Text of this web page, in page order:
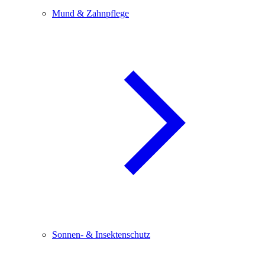
Mund & Zahnpflege
Sonnen- & Insektenschutz